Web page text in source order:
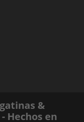
&
Hechos en